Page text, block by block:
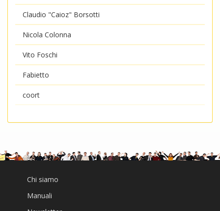
Claudio "Caioz" Borsotti
Nicola Colonna
Vito Foschi
Fabietto
coort
Chi siamo
Manuali